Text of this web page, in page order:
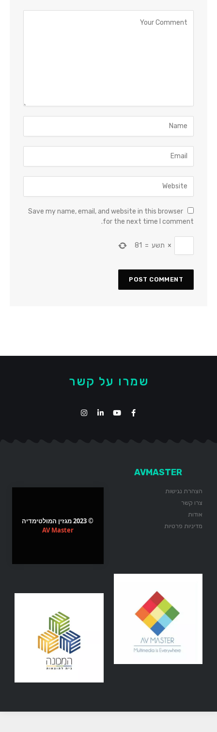
Save my name, email, and website in this browser
for the next time I comment.
× תשע =
81
שמרו על קשר
AVMASTER
הצהרת נגישות
צרו קשר
אודות
מדיניות פרטיות
© 2023 מגזין המולטימדיה
AV Master